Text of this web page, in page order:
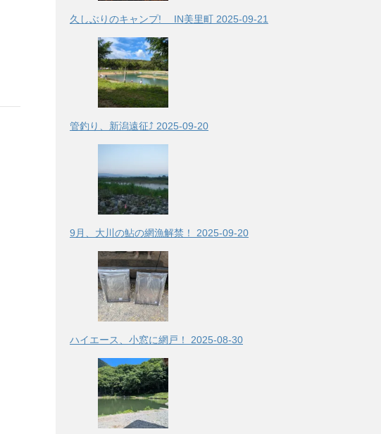
久しぶりのキャンプ! IN美里町 2025-09-21
管釣り、新潟遠征⤴ 2025-09-20
9月、大川の鮎の網漁解禁！ 2025-09-20
ハイエース、小窓に網戸！ 2025-08-30